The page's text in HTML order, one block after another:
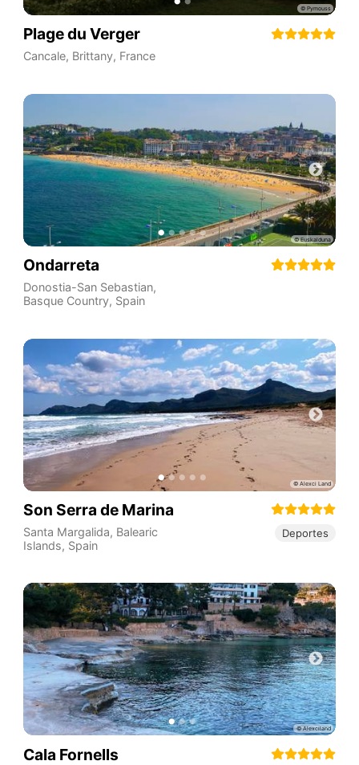
Plage du Verger
Cancale, Brittany, France
Ondarreta
Donostia-San Sebastian,
Basque Country, Spain
Son Serra de Marina
Santa Margalida, Balearic
Islands, Spain
Deportes
Cala Fornells